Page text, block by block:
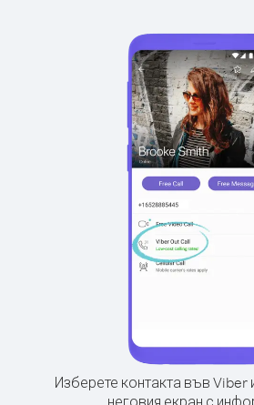
Изберете контакта във Viber
неговия екран с